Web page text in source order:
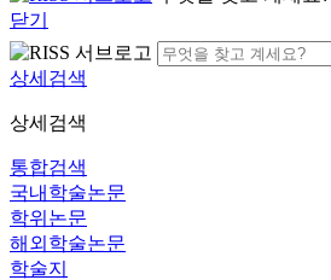
닫기
상세검색
상세검색
통합검색
국내학술논문
학위논문
해외학술논문
학술지